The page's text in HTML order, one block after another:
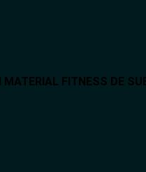
FITNESS DE